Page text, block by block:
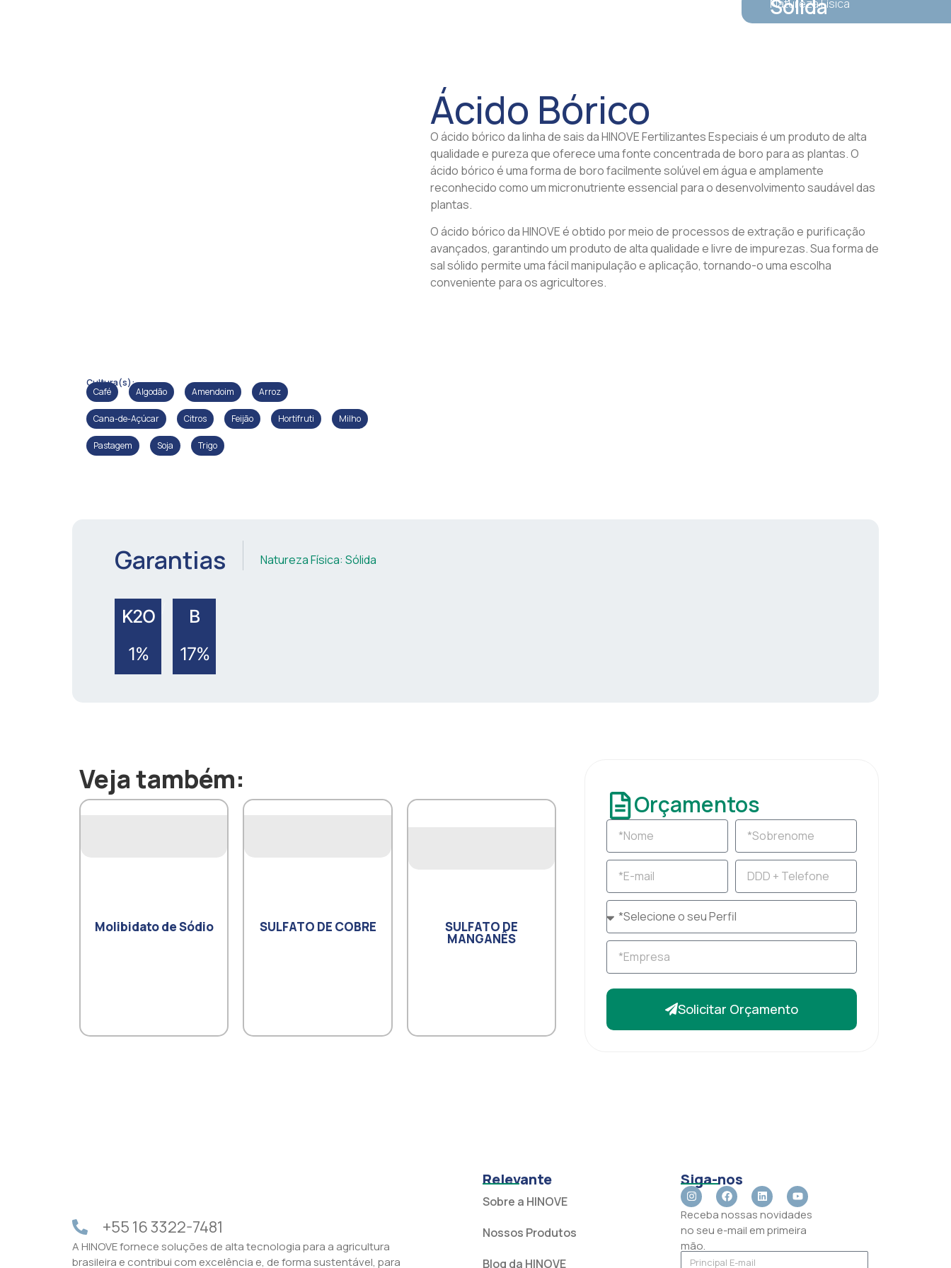
Natureza Física
Sólida
Cultura(s):
Café Algodão Amendoim Arroz
Cana-de-Açúcar Citros Feijão Hortifruti Milho
Pastagem Soja Trigo
Ácido Bórico
O ácido bórico da linha de sais da HINOVE Fertilizantes Especiais é um produto de alta
qualidade e pureza que oferece uma fonte concentrada de boro para as plantas. O
ácido bórico é uma forma de boro facilmente solúvel em água e amplamente
reconhecido como um micronutriente essencial para o desenvolvimento saudável das
plantas.
O ácido bórico da HINOVE é obtido por meio de processos de extração e purificação
avançados, garantindo um produto de alta qualidade e livre de impurezas. Sua forma de
sal sólido permite uma fácil manipulação e aplicação, tornando-o uma escolha
conveniente para os agricultores.
Garantias Natureza Física: Sólida
K2O
1%
B
17%
Veja também:
Molibidato de Sódio SULFATO DE COBRE SULFATO DE
MANGANÊS
Orçamentos
Solicitar Orçamento
+55 16 3322-7481
A HINOVE fornece soluções de alta tecnologia para a agricultura
brasileira e contribui com excelência e, de forma sustentável, para
Relevante
Sobre a HINOVE
Nossos Produtos
Blog da HINOVE
Siga-nos
Receba nossas novidades
no seu e-mail em primeira
mão.